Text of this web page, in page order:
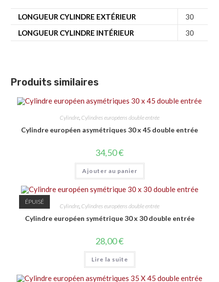
LONGUEUR CYLINDRE EXTÉRIEUR
30
LONGUEUR CYLINDRE INTÉRIEUR
30
Produits similaires
Cylindre Cylindres européens double entrée
Cylindre européen asymétriques 30 x 45 double entrée
34,50€
Ajouter au panier
ÉPUISÉ
Cylindre, Cylindres européens double entrée
Cylindre européen symétrique 30 x 30 double entrée
28,00€
Lire la suite